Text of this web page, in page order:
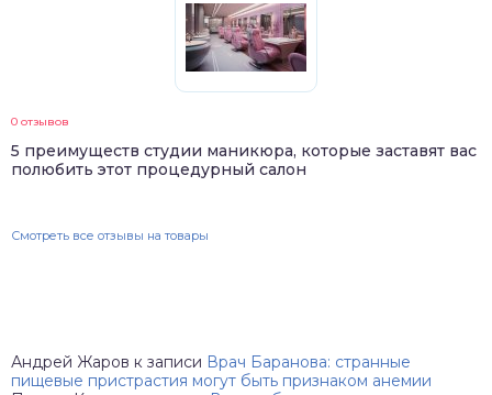
0 отзывов
5 преимуществ студии маникюра, которые заставят вас
полюбить этот процедурный салон
Смотреть все отзывы на товары
Андрей Жаров к записи Врач Баранова: странные
пищевые пристрастия могут быть признаком анемии